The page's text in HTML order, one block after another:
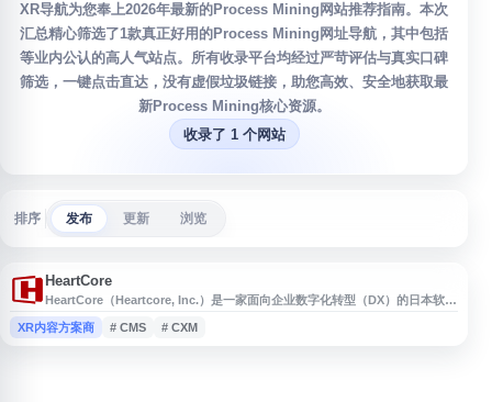
XR导航为您奉上2026年最新的Process Mining网站推荐指南。本次
汇总精心筛选了1款真正好用的Process Mining网址导航，其中包括
等业内公认的高人气站点。所有收录平台均经过严苛评估与真实口碑
筛选，一键点击直达，没有虚假垃圾链接，助您高效、安全地获取最
新Process Mining核心资源。
收录了 1 个网站
排序 发布 更新 浏览
HeartCore
HeartCore（Heartcore, Inc.）是一家面向企业数字化转型（DX）的日本软件
与解决方案提供商，提供 CXM、CMS、Process Mining、Task Mining、
RPA、VR360 等产品与服务。官方资料显示，其方案已被日本 791 家以上企
XR内容方案商 # CMS # CXM